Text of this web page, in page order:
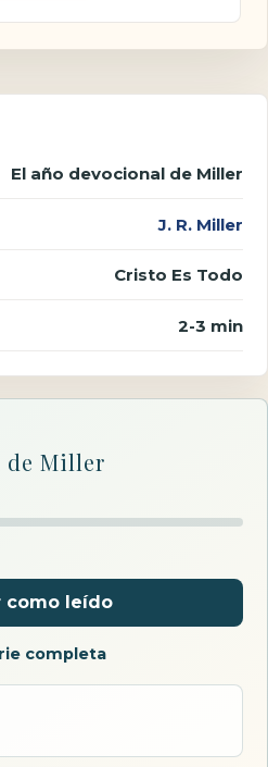
El año devocional de Miller
J. R. Miller
Cristo Es Todo
2-3 min
de Miller
como leído
completa